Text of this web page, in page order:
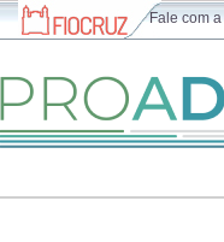
Fale com